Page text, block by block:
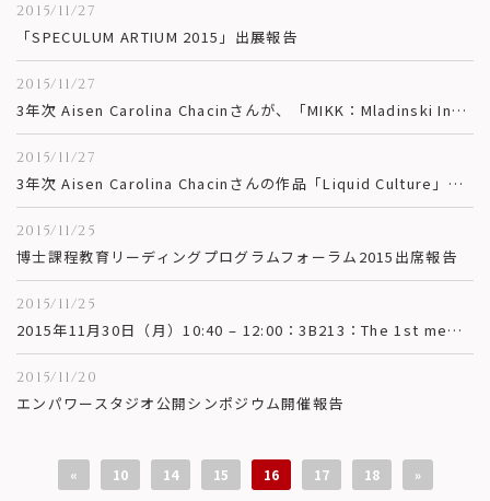
2015/11/27
「SPECULUM ARTIUM 2015」出展報告
2015/11/27
3年次 Aisen Carolina Chacinさんが、「MIKK：Mladinski Informativni in Kulturni Klub Murska Sobota」にて招待講演を行いました。
2015/11/27
3年次 Aisen Carolina Chacinさんの作品「Liquid Culture」が、「mfru KIBLIX 2015」にて招待展示されました。
2015/11/25
博士課程教育リーディングプログラムフォーラム2015出席報告
2015/11/25
2015年11月30日（月）10:40 – 12:00：3B213：The 1st meeting of EMP Colloquium Series National Chiayi University Dr. Yueh-Chun Huang, Dr. Cheng Cheng Yang講演会のご案内
2015/11/20
エンパワースタジオ公開シンポジウム開催報告
« 10 14 15 16 17 18 »